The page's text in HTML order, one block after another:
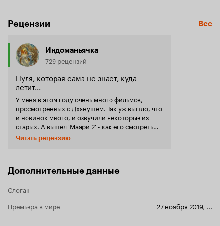
Рецензии Все
Индоманьячка
729 рецензий
Пуля, которая сама не знает, куда
летит...
У меня в этом году очень много фильмов,
просмотренных с Дханушем. Так уж вышло, что
и новинок много, и озвучили некоторые из
старых. А вышел 'Маари 2' - как его смотреть
без первой части? Пришлось первую часть с
субтитрами глотать. И вы знаете - я не жалею.
скромных внешних данных, природный
магнетизм и притягательность. Вот даже
неважно, что у фильма с сюжетом и кто у
важно, но с его появлением все отходит на
второй план - настолько он органичный и
Читать рецензию
Дополнительные данные
Слоган
—
Премьера в мире
27 ноября 2019,